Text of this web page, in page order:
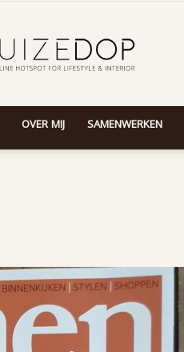
OVER MIJ SAMENWERKEN